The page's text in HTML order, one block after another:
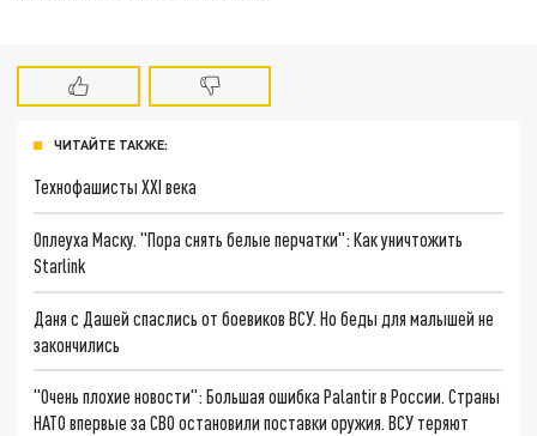
ЧИТАЙТЕ ТАКЖЕ:
Технофашисты XXI века
Оплеуха Маску. "Пора снять белые перчатки": Как уничтожить
Starlink
Даня с Дашей спаслись от боевиков ВСУ. Но беды для малышей не
закончились
"Очень плохие новости": Большая ошибка Palantir в России. Страны
НАТО впервые за СВО остановили поставки оружия. ВСУ теряют